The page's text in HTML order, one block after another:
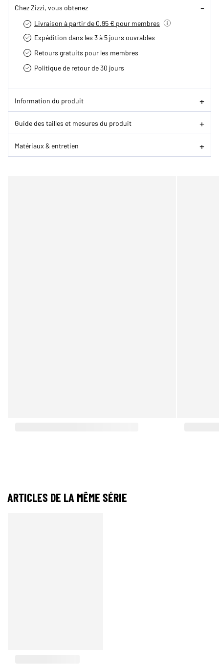
Chez Zizzi, vous obtenez
Livraison à partir de 0.95 € pour membres
Expédition dans les 3 à 5 jours ouvrables
Retours gratuits pour les membres
Politique de retour de 30 jours
Information du produit
Guide des tailles et mesures du produit
Matériaux & entretien
ARTICLES DE LA MÊME SÉRIE